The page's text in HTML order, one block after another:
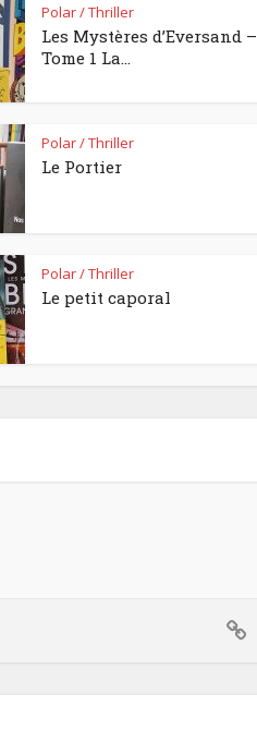
Polar / Thriller
Les Mystères d’Eversand –
Tome 1 La...
Polar / Thriller
Le Portier
Polar / Thriller
Le petit caporal